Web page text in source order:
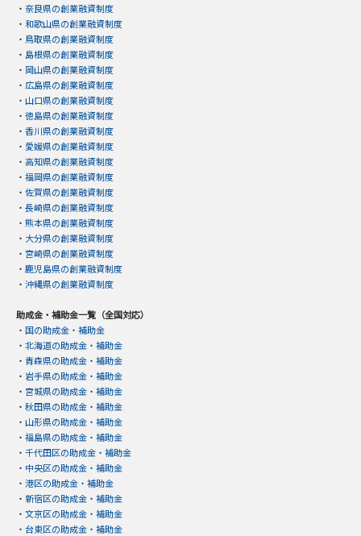
・ 奈良県の創業融資制度
・ 和歌山県の創業融資制度
・ 鳥取県の創業融資制度
・ 島根県の創業融資制度
・ 岡山県の創業融資制度
・ 広島県の創業融資制度
・ 山口県の創業融資制度
・ 徳島県の創業融資制度
・ 香川県の創業融資制度
・ 愛媛県の創業融資制度
・ 高知県の創業融資制度
・ 福岡県の創業融資制度
・ 佐賀県の創業融資制度
・ 長崎県の創業融資制度
・ 熊本県の創業融資制度
・ 大分県の創業融資制度
・ 宮崎県の創業融資制度
・ 鹿児島県の創業融資制度
・ 沖縄県の創業融資制度
助成金・補助金一覧（全国対応）
・ 国の助成金・補助金
・ 北海道の助成金・補助金
・ 青森県の助成金・補助金
・ 岩手県の助成金・補助金
・ 宮城県の助成金・補助金
・ 秋田県の助成金・補助金
・ 山形県の助成金・補助金
・ 福島県の助成金・補助金
・ 千代田区の助成金・補助金
・ 中央区の助成金・補助金
・ 港区の助成金・補助金
・ 新宿区の助成金・補助金
・ 文京区の助成金・補助金
・ 台東区の助成金・補助金